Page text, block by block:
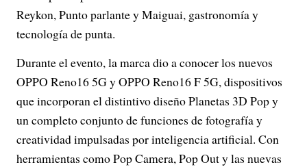
Reykon, Punto parlante y Maiguai, gastronomía y
tecnología de punta.
Durante el evento, la marca dio a conocer los nuevos
OPPO Reno16 5G y OPPO Reno16 F 5G, dispositivos
que incorporan el distintivo diseño Planetas 3D Pop y
un completo conjunto de funciones de fotografía y
creatividad impulsadas por inteligencia artificial. Con
herramientas como Pop Camera, Pop Out y las nuevas